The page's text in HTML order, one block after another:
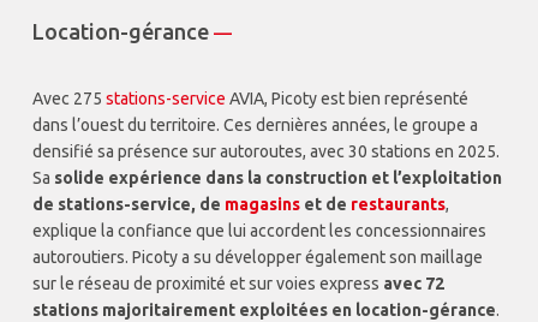
Location-gérance—
Avec 275stations-service AVIA, Picoty est bien représenté
dans l’ouest du territoire. Ces dernières années, le groupe a
densifié sa présence sur autoroutes, avec 30 stations en 2025.
Sa solide expérience dans la construction et l’exploitation
de stations-service, de magasins et de restaurants,
explique la confiance que lui accordent les concessionnaires
autoroutiers. Picoty a su développer également son maillage
sur le réseau de proximité et sur voies express avec 72
stations majoritairement exploitées en location-gérance.